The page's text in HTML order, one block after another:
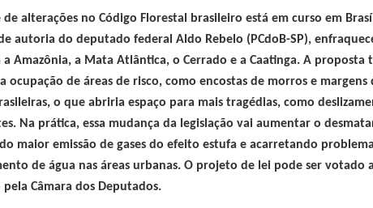
de alterações no Código Florestal brasileiro está em curso em
autoria do deputado federal Aldo Rebelo (PCdoB-SP),
Amazônia, a Mata Atlântica, o Cerrado e a Caatinga. A proposta
ocupação de áreas de risco, como encostas de morros e margens
o que abriria espaço para mais tragédias, como
Na prática, essa mudança da legislação vai aumentar o
maior emissão de gases do efeito estufa e acarretando
de água nas áreas urbanas. O projeto de lei pode ser votado
Câmara dos Deputados.